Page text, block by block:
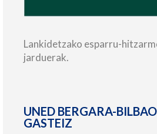
Lankidetzako esparru-
jarduerak.
UNED BERGARA-
GASTEIZ